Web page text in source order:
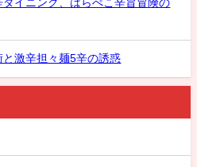
イニング、はらぺこ辛旨冒険の
激辛担々麺5辛の誘惑